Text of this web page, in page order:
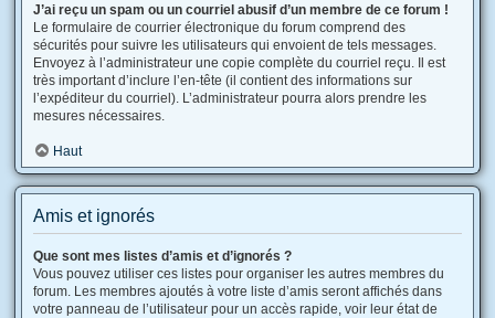
J’ai reçu un spam ou un courriel abusif d’un membre de ce forum !
Le formulaire de courrier électronique du forum comprend des
sécurités pour suivre les utilisateurs qui envoient de tels messages.
Envoyez à l’administrateur une copie complète du courriel reçu. Il est
très important d’inclure l’en-tête (il contient des informations sur
l’expéditeur du courriel). L’administrateur pourra alors prendre les
mesures nécessaires.
Haut
Amis et ignorés
Que sont mes listes d’amis et d’ignorés ?
Vous pouvez utiliser ces listes pour organiser les autres membres du
forum. Les membres ajoutés à votre liste d’amis seront affichés dans
votre panneau de l’utilisateur pour un accès rapide, voir leur état de